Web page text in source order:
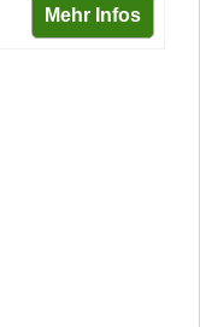
Mehr Infos